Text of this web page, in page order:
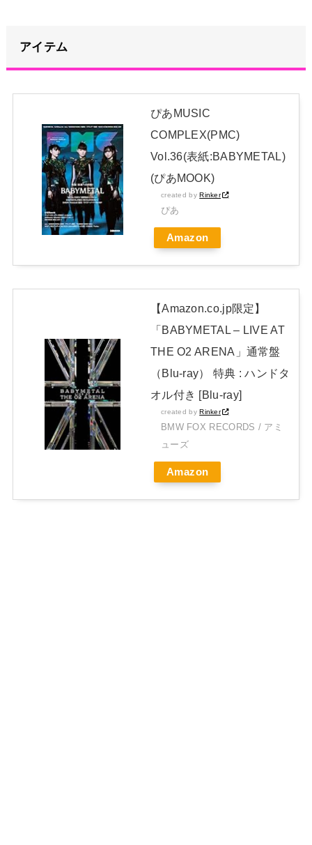
【画像】どのくノ一を快楽責めしたいｗｗｗｗｗ
青葉坂46、まもなく正式発表か NEW!
【画像】どのママのお胸チュパチュパしたい？
日本独自企画・限定生産盤「METAL FORTH (DELUXE
JAPAN EDITION)」着弾
【BABYMETAL】METAL FORTH DELUXE JAPAN EDITION
開封レビュー!
Powered by livedoor 相互RSS
アイテム
ぴあMUSIC
COMPLEX(PMC)
Vol.36(表紙:BABYMETAL)
(ぴあMOOK)
created byRinker
ぴあ
Amazon
【Amazon.co.jp限定】
「BABYMETAL – LIVE AT
THE O2 ARENA」通常盤
（Blu-ray） 特典 : ハンドタ
オル付き [Blu-ray]
created byRinker
BMW FOX RECORDS / アミ
ューズ
Amazon